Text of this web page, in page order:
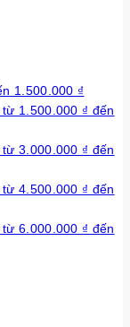
1.500.000 ₫
1.500.000 ₫ đến
3.000.000 ₫ đến
4.500.000 ₫ đến
6.000.000 ₫ đến